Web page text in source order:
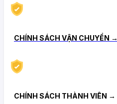
CHÍNH SÁCH VẬN CHUYỂN →
CHÍNH SÁCH THÀNH VIÊN →